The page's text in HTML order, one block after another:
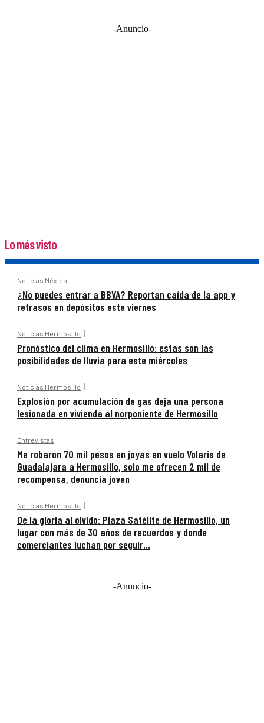
-Anuncio-
Lo más visto
Noticias México
¿No puedes entrar a BBVA? Reportan caída de la app y
retrasos en depósitos este viernes
Noticias Hermosillo
Pronóstico del clima en Hermosillo: estas son las
posibilidades de lluvia para este miércoles
Noticias Hermosillo
Explosión por acumulación de gas deja una persona
lesionada en vivienda al norponiente de Hermosillo
Entrevistas
Me robaron 70 mil pesos en joyas en vuelo Volaris de
Guadalajara a Hermosillo, solo me ofrecen 2 mil de
recompensa, denuncia joven
Noticias Hermosillo
De la gloria al olvido: Plaza Satélite de Hermosillo, un
lugar con más de 30 años de recuerdos y donde
comerciantes luchan por seguir...
-Anuncio-